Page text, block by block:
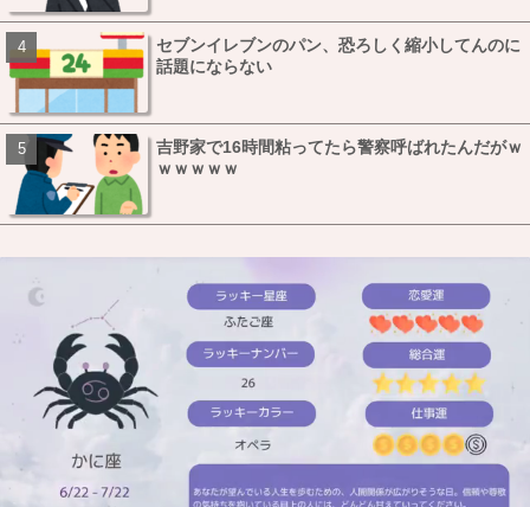
セブンイレブンのパン、恐ろしく縮小してんのに
話題にならない
吉野家で16時間粘ってたら警察呼ばれたんだがｗ
ｗｗｗｗｗ